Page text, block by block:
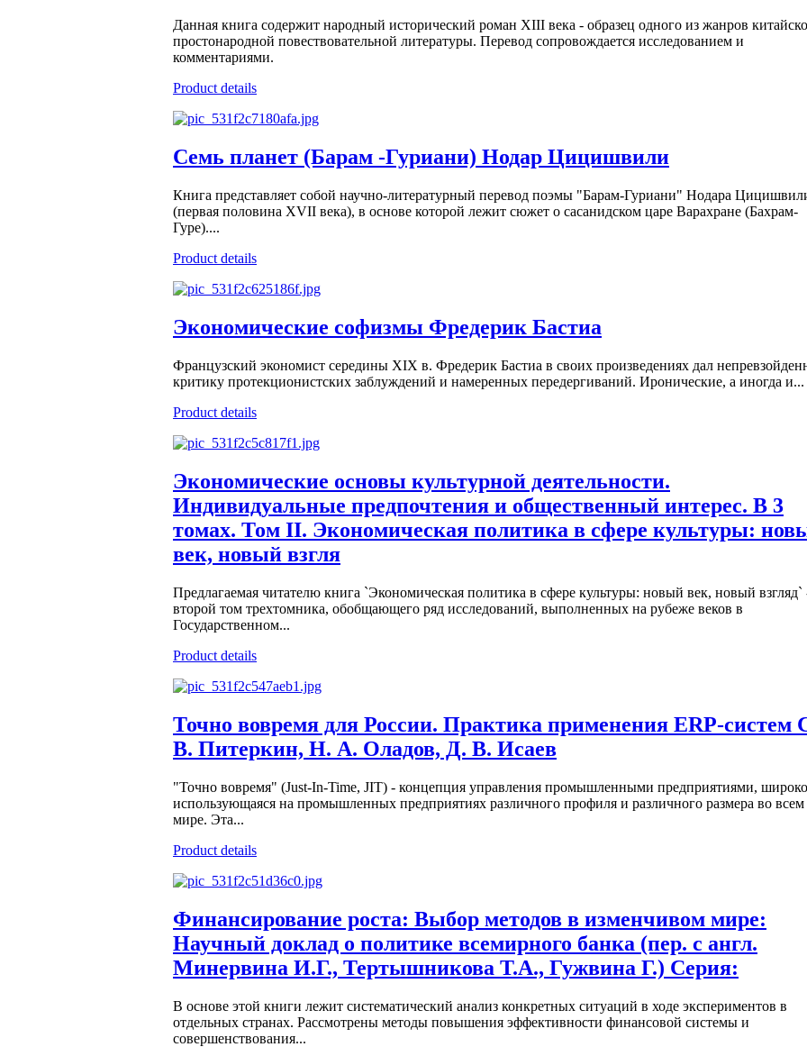
Данная книга содержит народный исторический роман XIII века - образец одного из жанров
простонародной повествовательной литературы. Перевод сопровождается исследованием и
комментариями.
Product details
Семь планет (Барам -Гуриани) Нодар Цицишвили
Книга представляет собой научно-литературный перевод поэмы "Барам-Гуриани" Нодара
(первая половина XVII века), в основе которой лежит сюжет о сасанидском царе Варахране (Бахрам-
Гуре)....
Product details
Экономические софизмы Фредерик Бастиа
Французский экономист середины ХIX в. Фредерик Бастиа в своих произведениях дал
критику протекционистских заблуждений и намеренных передергиваний. Иронические, а иногда и...
Product details
Экономические основы культурной деятельности.
Индивидуальные предпочтения и общественный интерес. В 3
томах. Том II. Экономическая политика в сфере культуры:
век, новый взгля
Предлагаемая читателю книга `Экономическая политика в сфере культуры: новый век, новый взгляд`
второй том трехтомника, обобщающего ряд исследований, выполненных на рубеже веков в
Государственном...
Product details
Точно вовремя для России. Практика применения ERP-систем
В. Питеркин, Н. А. Оладов, Д. В. Исаев
"Точно вовремя" (Just-In-Time, JIT) - концепция управления промышленными предприятиями, широко
использующаяся на промышленных предприятиях различного профиля и различного размера во всем
мире. Эта...
Product details
Финансирование роста: Выбор методов в изменчивом мире:
Научный доклад о политике всемирного банка (пер. с англ.
Минервина И.Г., Тертышникова Т.А., Гужвина Г.) Серия:
В основе этой книги лежит систематический анализ конкретных ситуаций в ходе экспериментов в
отдельных странах. Рассмотрены методы повышения эффективности финансовой системы и
совершенствования...